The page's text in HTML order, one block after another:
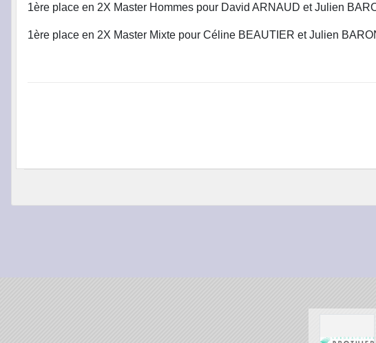
1ère place en 2X Master Hommes pour David ARNAUD et Julien
1ère place en 2X Master Mixte pour Céline BEAUTIER et Julien